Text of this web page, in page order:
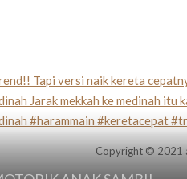
Copyright © 2021